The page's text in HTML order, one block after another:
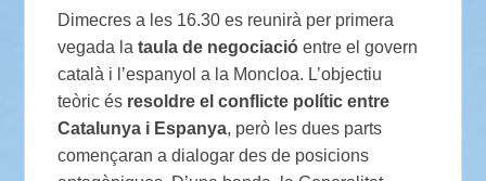
Dimecres a les 16.30 es reunirà per primera
vegada lataula de negociació entre el govern
català i l’espanyol a la Moncloa. L’objectiu
teòric és resoldre el conflicte polític entre
Catalunya i Espanya, però les dues parts
començaran a dialogar des de posicions